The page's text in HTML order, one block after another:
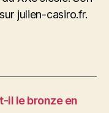
julien-casiro.fr.
il le bronze en